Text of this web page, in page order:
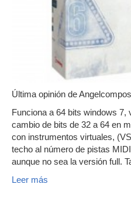
Última opinión de
Funciona a 64 bits windows 7,
cambio de bits de 32 a 64 en
con instrumentos virtuales,
techo al número de pistas
aunque no sea la versión full.
Leer más